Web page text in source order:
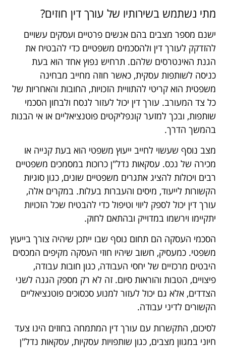
מתי נשתמש בשירותיו של עורך דין חוזים?
ישנם מספר מצבים בהם אנשים פרטיים ועסקים עשויים
להזדקק לעורך דין ולהסכמים משפטיים כדי להבטיח את
הגנת האינטרסים שלהם. תרחיש נפוץ אחד הוא בעת
כניסה לשותפות עסקית, כאשר חוזה מחייב מבחינה
משפטית הוא קריטי להתוויית הזכויות, החובות והאחריות של
כל צד המעורב. עורך דין יכול לעזור לנסח ולבחון הסכמי
שותפות, ובכך למזער קונפליקטים פוטנציאליים או אי הבנות
בהמשך הדרך.
מצב נוסף שעשוי לחייב ייעוץ משפטי הוא בעת קנייה או
מכירה של נכס. עסקאות נדל"ן כרוכות במסמכים משפטיים
רבים ויכולות להציג אתגרים משפטיים שונים, כגון סוגיות
הקשורות לייעוד, מיסים והעברות בעלות. במקרים אלה,
עורך דין יכול לספק ליווי וטיפול כדי להבטיח שכל הזכויות
יתקיימו וירשמו במדוייק ובהתאם לחוק.
הסכמי העסקה הם תחום נוסף שבו ייתכן שיהיה צורך בייעוץ
משפטי. כמעסיק, חשוב שיהיו חוזי העסקה מקיפים המכסים
היבטים מרכזיים של יחסי העבודה, כגון חובות עבודה,
פיצויים, הטבות והוראות סיום. זה לא רק מספק הגנה לשני
הצדדים, אלא גם יכול לעזור למנוע סכסוכים פוטנציאליים
הקשורים לדיני עבודה.
לסיכום, התקשרות עם עורך דין המתמחה בחוזים הינו צעד
חיוני במגוון מצבים, כגון שותפויות עסקיות, עסקאות נדל"ן